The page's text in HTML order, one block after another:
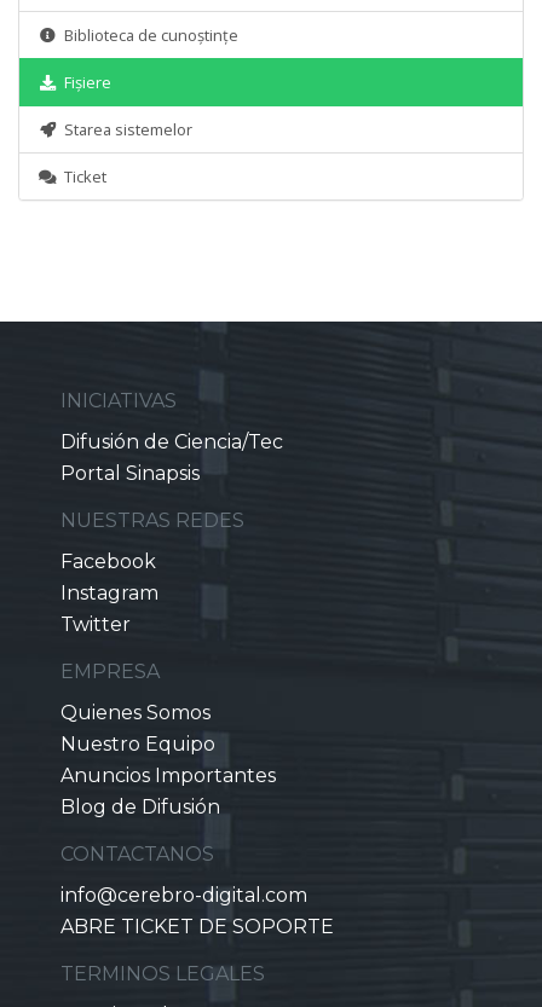
Biblioteca de cunoștințe
Fișiere
Starea sistemelor
Ticket
INICIATIVAS
Difusión de Ciencia/Tec
Portal Sinapsis
NUESTRAS REDES
Facebook
Instagram
Twitter
EMPRESA
Quienes Somos
Nuestro Equipo
Anuncios Importantes
Blog de Difusión
CONTACTANOS
info@cerebro-digital.com
ABRE TICKET DE SOPORTE
TERMINOS LEGALES